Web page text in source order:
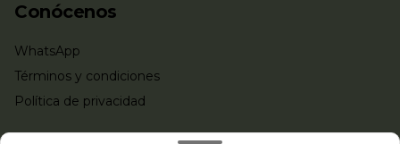
Conócenos
WhatsApp
Términos y condiciones
Política de privacidad